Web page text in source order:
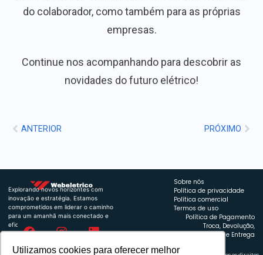
Utilizamos cookies para oferecer melhor
do colaborador, como também para as próprias
empresas.
Continue nos acompanhando para descobrir as
novidades do futuro elétrico!
ANTERIOR PRÓXIMO
Explorando novos horizontes com
inovação e estratégia. Estamos
comprometidos em liderar o caminho
para um amanhã mais conectado e
eficiente.
Sobre nós
Política de privacidade
Política comercial
Termos de uso
Política de Pagamento
Troca, Devolução,
Reembolso e Entrega